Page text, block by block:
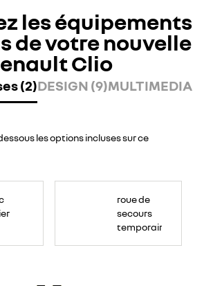
les équipements
de votre nouvelle
Clio
(2)DESIGN (9)MULTIMEDIA
les options incluses sur ce
roue de
secours
temporaire